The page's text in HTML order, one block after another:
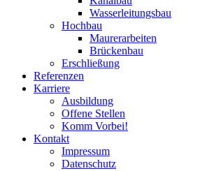
Wasserleitungsbau
Hochbau
Maurerarbeiten
Brückenbau
Erschließung
Referenzen
Karriere
Ausbildung
Offene Stellen
Komm Vorbei!
Kontakt
Impressum
Datenschutz